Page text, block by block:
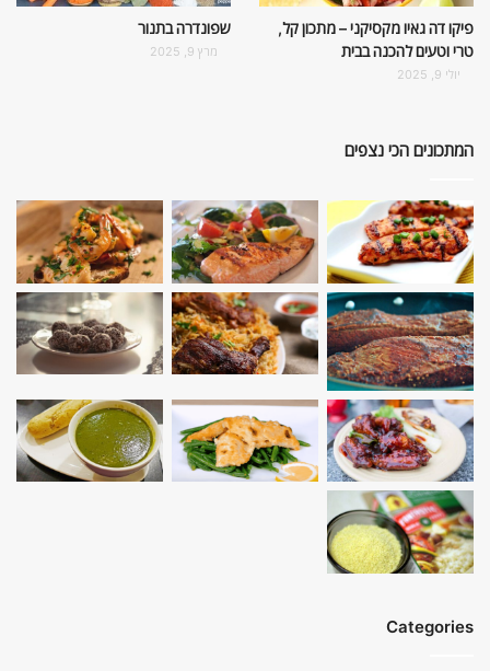
פיקו דה גאיו מקסיקני – מתכון קל,
טרי וטעים להכנה בבית
יולי 9, 2025
שפונדרה בתנור
מרץ 9, 2025
המתכונים הכי נצפים
Categories